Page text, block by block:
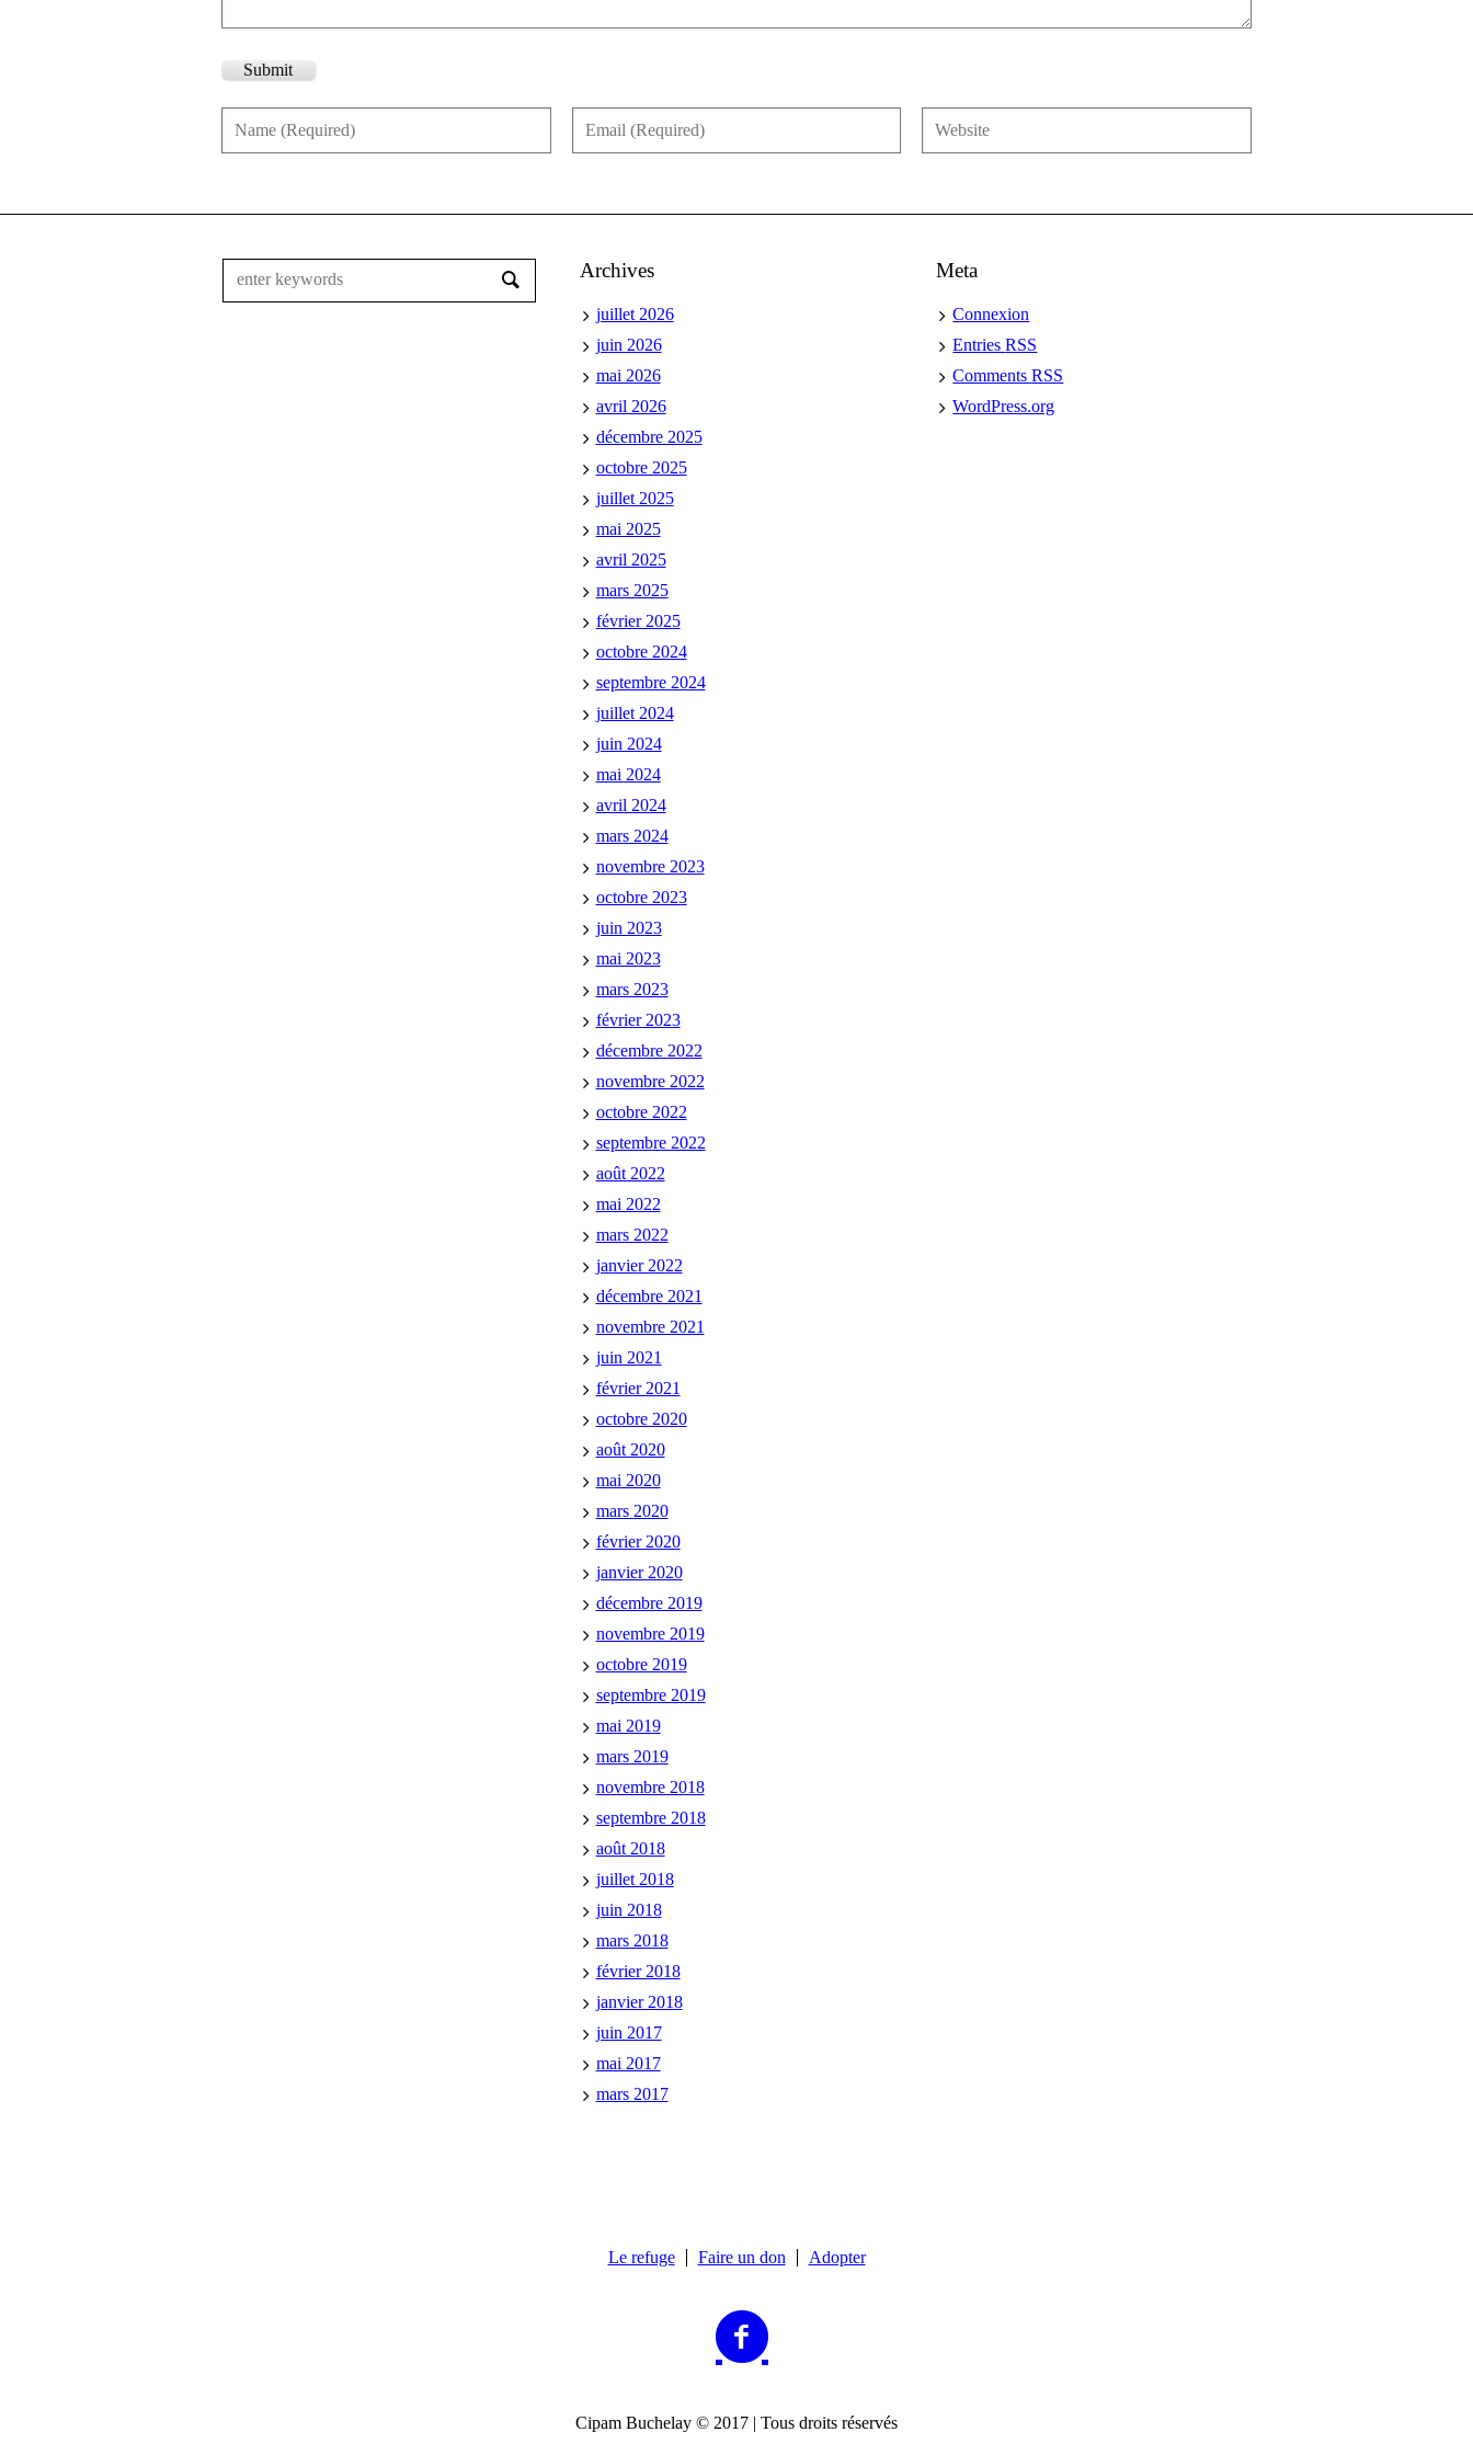
Submit
Archives
juillet 2026
juin 2026
mai 2026
avril 2026
décembre 2025
octobre 2025
juillet 2025
mai 2025
avril 2025
mars 2025
février 2025
octobre 2024
septembre 2024
juillet 2024
juin 2024
mai 2024
avril 2024
mars 2024
novembre 2023
octobre 2023
juin 2023
mai 2023
mars 2023
février 2023
décembre 2022
novembre 2022
octobre 2022
septembre 2022
août 2022
mai 2022
mars 2022
janvier 2022
décembre 2021
novembre 2021
juin 2021
février 2021
octobre 2020
août 2020
mai 2020
mars 2020
février 2020
janvier 2020
décembre 2019
novembre 2019
octobre 2019
septembre 2019
mai 2019
mars 2019
novembre 2018
septembre 2018
août 2018
juillet 2018
juin 2018
mars 2018
février 2018
janvier 2018
juin 2017
mai 2017
mars 2017
Meta
Connexion
EntriesRSS
CommentsRSS
WordPress.org
Le refuge Faire un don Adopter
Cipam Buchelay © 2017 | Tous droits réservés